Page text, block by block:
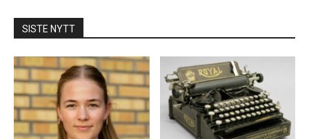
SISTE NYTT